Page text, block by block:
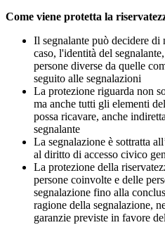
Come viene protetta la
Il segnalante può decidere
caso, l'identità del
persone diverse da quelle
seguito alle segnalazioni
La protezione riguarda non
ma anche tutti gli elementi
possa ricavare, anche
segnalante
La segnalazione è sottratta
al diritto di accesso civico
La protezione della
persone coinvolte e delle
segnalazione fino alla
ragione della segnalazione,
garanzie previste in favore